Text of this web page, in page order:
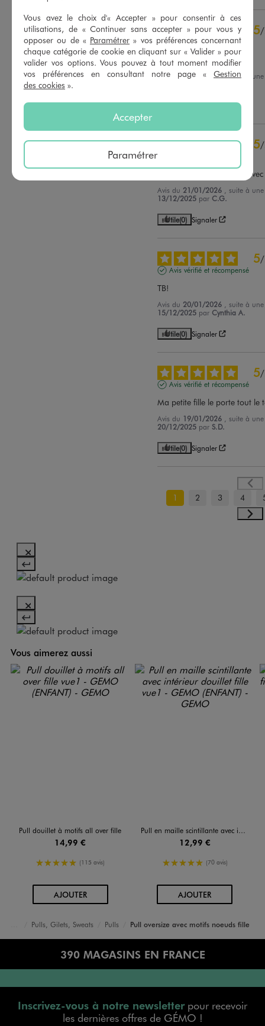
5étoiles
56
4étoiles
14
3étoiles
1
2étoiles
1
0
Trier les avis
5/
Avis vérifié et récompensé
Magnifique pull
Avis du25/01/2026 , suite à
Utile(0) Signaler
5/
Original et mode sympa
Avis du 21/01/2026
, suite à
13/12/2025 parC.G.
Utile(0) Signaler
5/
Avis vérifié et récompensé
TB!
Avis du 20/01/2026
, suite à
15/12/2025 parCynthia A.
Utile(0) Signaler
5/
Avis vérifié et récompensé
Ma petite fille le porte tout le
Avis du 19/01/2026
, suite à
20/12/2025 par S.D.
Utile(0) Signaler
1 2 3 4
Vous aimerez aussi
Pull douillet à motifs all over fille
14,99 €
5/5 de moyenne
(115 avis)
AJOUTERAU PANIER
Pull en maille scintillante avec intérieur douillet fille
12,99 €
5/5 de moyenne
(70 avis)
AJOUTERAU PANIER
Pulls, Gilets, Sweats Pulls Pull oversize avec motifs noeuds fille
390 MAGASINS EN FRANCE
Inscrivez-vous à notre newsletterpour recevoir
les dernières offres de GÉMO !
Vous avez le choix d'« Accepter » pour consentir à ces
utilisations, de « Continuer sans accepter » pour vous y
opposer ou de « Paramétrer » vos préférences concernant
chaque catégorie de cookie en cliquant sur « Valider » pour
valider vos options. Vous pouvez à tout moment modifier
vos préférences en consultant notre page « Gestion
des cookies ».
Accepter
Paramétrer